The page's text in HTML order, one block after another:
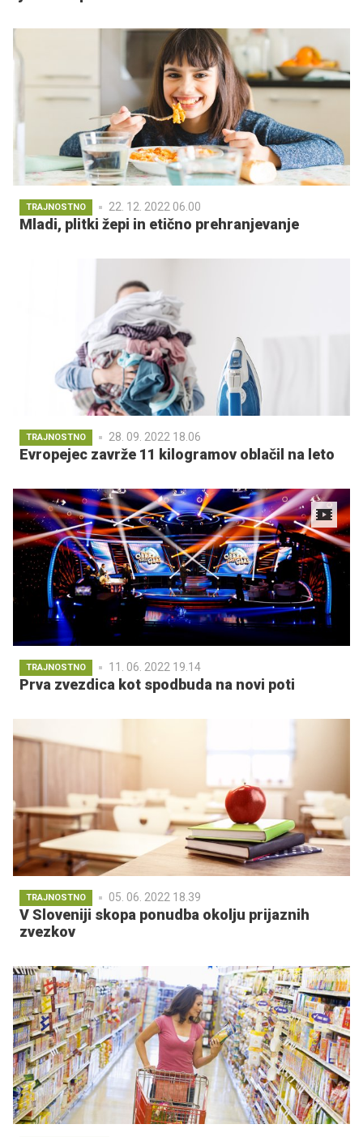
TRAJNOSTNO 22. 12. 2022 06.00
Mladi, plitki žepi in etično prehranjevanje
TRAJNOSTNO 28. 09. 2022 18.06
Evropejec zavrže 11 kilogramov oblačil na leto
TRAJNOSTNO 11. 06. 2022 19.14
Prva zvezdica kot spodbuda na novi poti
TRAJNOSTNO 05. 06. 2022 18.39
V Sloveniji skopa ponudba okolju prijaznih
zvezkov